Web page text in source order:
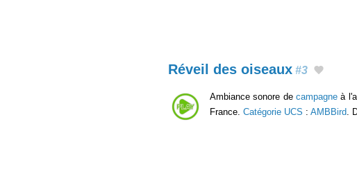
Réveil des oiseaux #3
Ambiance sonore decampagne à
France. Catégorie UCS : AMBBird .